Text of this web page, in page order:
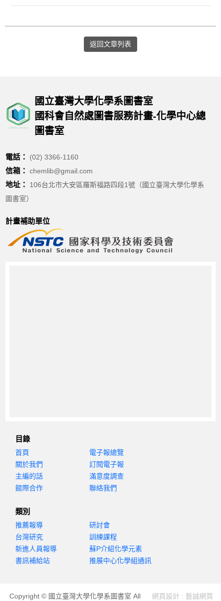
返回文章列表
國立臺灣大學化學系圖書室
國科會自然處圖書服務計畫-化學中心總
圖書室
電話： (02) 3366-1160
信箱： chemlib@gmail.com
地址：
106台北市大安區羅斯福路四段1號（國立臺灣大學化學系
圖書室）
計畫補助單位
目錄
首頁
關於我們
主編的話
館際合作
電子報總覽
訂閱電子報
滿意度調查
聯絡我們
類別
推薦報導
台灣研究
新進人員報導
書訊補給站
研討會
訓練課程
蘇P介紹化學元素
推展中心化學組通訊
Copyright © 國立臺灣大學化學系圖書室 All 網頁設計 : 藝誠網頁